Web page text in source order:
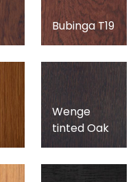
Bubinga T19
Wenge
tinted Oak